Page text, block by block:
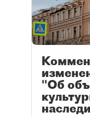
"Об